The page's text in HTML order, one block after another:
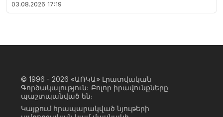
03.08.2026 17:19
© 1996 - 2026 «ԱՌԿԱ» Լրատվական
Գործակալություն։ Բոլոր իրավունքները
պաշտպանված են։
Կայքում հրապարակված նյութերի